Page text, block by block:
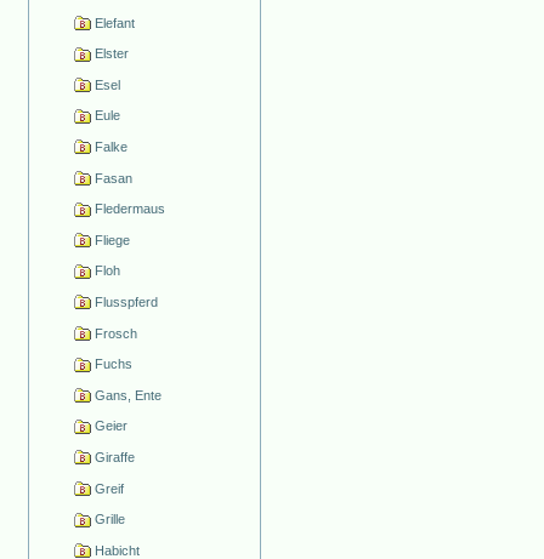
Elefant
Elster
Esel
Eule
Falke
Fasan
Fledermaus
Fliege
Floh
Flusspferd
Frosch
Fuchs
Gans, Ente
Geier
Giraffe
Greif
Grille
Habicht